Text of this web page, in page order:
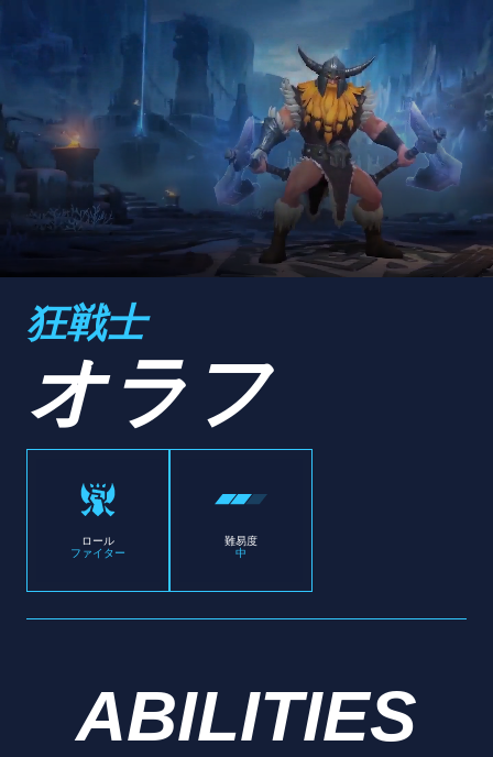
狂戦士
オラフ
ロール
ファイター
難易度
中
ABILITIES